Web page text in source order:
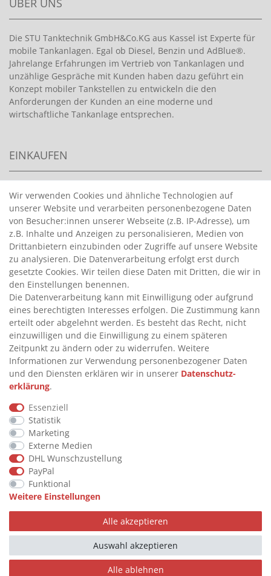
Die STU Tanktechnik GmbH&Co.KG aus Kassel ist Experte für
mobile Tankanlagen. Egal ob Diesel, Benzin und AdBlue®.
Jahrelange Erfahrungen im Vertrieb von Tankanlagen und
unzählige Gespräche mit Kunden haben dazu geführt ein
Konzept mobiler Tankstellen zu entwickeln die den
Anforderungen der Kunden an eine moderne und
wirtschaftliche Tankanlage entsprechen.
EINKAUFEN
HANDPUMPEN FÜR BENZIN
>
HANDPUMPEN FÜR ÖLE
>
TANKANLAGEN
>
ADBLUE® BETANKUNG
INFORMATIONEN
>
FAQ
>
VERTRAG WIDERRUFEN
>
WIDERRUFSRECHT
>
WIDERRUFSFORMULAR
IMPRESSUM
>
DATENSCHUTZERKLÄRUNG
>
AGB
>
KONTAKT
© Copyright 2026 by STU Tanktechnik
Alle Rechte vorbehalten.
Wir verwenden Cookies und ähnliche Technologien auf
unserer Website und verarbeiten personenbezogene Daten
von Besucher:innen unserer Webseite (z.B. IP-Adresse), um
z.B. Inhalte und Anzeigen zu personalisieren, Medien von
Drittanbietern einzubinden oder Zugriffe auf unsere Website
zu analysieren. Die Datenverarbeitung erfolgt erst durch
gesetzte Cookies. Wir teilen diese Daten mit Dritten, die wir in
den Einstellungen benennen.
Die Datenverarbeitung kann mit Einwilligung oder aufgrund
eines berechtigten Interesses erfolgen. Die Zustimmung kann
erteilt oder abgelehnt werden. Es besteht das Recht, nicht
einzuwilligen und die Einwilligung zu einem späteren
Zeitpunkt zu ändern oder zu widerrufen. Weitere
Informationen zur Verwendung personenbezogener Daten
und den Diensten erklären wir in unserer Daten­schutz­
erklärung.
Essenziell
Statistik
Marketing
Externe Medien
DHL Wunschzustellung
PayPal
Funktional
Weitere Einstellungen
Alle akzeptieren
Alle ablehnen
Auswahl akzeptieren